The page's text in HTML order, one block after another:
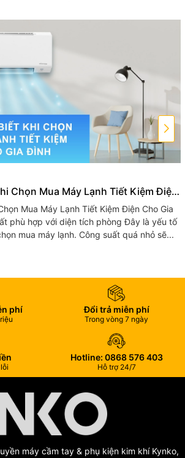
Chọn Mua Máy Lạnh Tiết Kiệm Điện
Mua Máy Lạnh Tiết Kiệm Điện Cho Gia
mua máy lạnh. Công suất quá nhỏ sẽ...
phí Đổi trả miễn phí
Trong vòng 7 ngày
Hotline: 0868 576 403
Hỗ trợ 24/7
máy cầm tay & phụ kiện kim khí Kynko,